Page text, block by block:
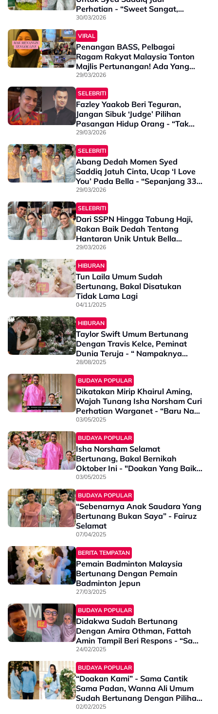
Perhatian - “Sweet Sangat,
Hantaran Pun Ingat Dekat
Kucing YB”
30/03/2026
VIRAL
Penangan BASS, Pelbagai
Ragam Rakyat Malaysia Tonton
Majlis Pertunangan! Ada Yang
Tak Boleh Fokus Open House &
Mak Mak Pun Menangis Terharu
29/03/2026
SELEBRITI
Fazley Yaakob Beri Teguran,
Jangan Sibuk ‘Judge’ Pilihan
Pasangan Hidup Orang - “Tak
Perlu Nak ‘Bitter’, Cari
Kelemahan”
29/03/2026
SELEBRITI
Abang Dedah Momen Syed
Saddiq Jatuh Cinta, Ucap ‘I Love
You’ Pada Bella - “Sepanjang 33
Tahun , Tak Pernah Sekali Pun
Dengar Dia Kata…”
29/03/2026
SELEBRITI
Dari SSPN Hingga Tabung Haji,
Rakan Baik Dedah Tentang
Hantaran Unik Untuk Bella
Astillah - “100 Peratus Idea Syed
Saddiq”
29/03/2026
HIBURAN
Tun Laila Umum Sudah
Bertunang, Bakal Disatukan
Tidak Lama Lagi
04/11/2025
HIBURAN
Taylor Swift Umum Bertunang
Dengan Travis Kelce, Peminat
Dunia Teruja - “ Nampaknya
Semua Lagu Kamu Membawa
Kepada...”
28/08/2025
BUDAYA POPULAR
Dikatakan Mirip Khairul Aming,
Wajah Tunang Isha Norsham Curi
Perhatian Warganet - “Baru Nak
Heart Broken…”
03/05/2025
BUDAYA POPULAR
Isha Norsham Selamat
Bertunang, Bakal Bernikah
Oktober Ini - "Doakan Yang Baik-
Baik..."
03/05/2025
BUDAYA POPULAR
“Sebenarnya Anak Saudara Yang
Bertunang Bukan Saya” - Fairuz
Selamat
07/04/2025
BERITA TEMPATAN
Pemain Badminton Malaysia
Bertunang Dengan Pemain
Badminton Jepun
27/03/2025
BUDAYA POPULAR
Didakwa Sudah Bertunang
Dengan Amira Othman, Fattah
Amin Tampil Beri Respons - “Saya
& Dia…”
24/02/2025
BUDAYA POPULAR
“Doakan Kami” - Sama Cantik
Sama Padan, Wanna Ali Umum
Sudah Bertunang Dengan Pilihan
Hati
02/02/2025